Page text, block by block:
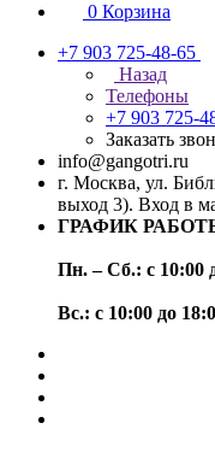
0 Корзина
+7 903 725-48-65
Назад
Телефоны
+7 903 725-
Заказать
info@gangotri.ru
г. Москва, ул.
выход 3). Вход в
ГРАФИК
Пн. – Сб.: с 10:00
Вс.: с 10:00 до